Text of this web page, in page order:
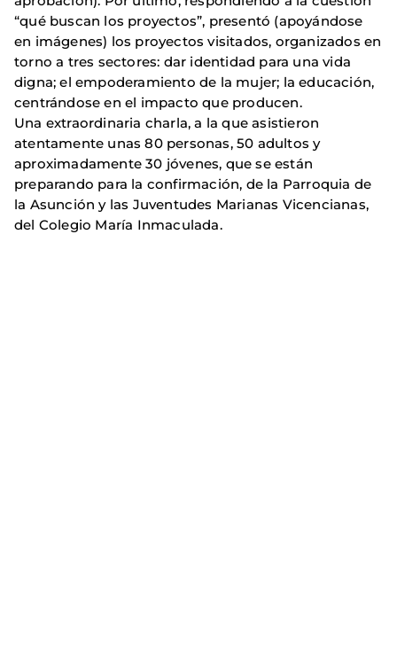
“qué buscan los proyectos”, presentó (apoyándose
en imágenes) los proyectos visitados, organizados en
torno a tres sectores: dar identidad para una vida
digna; el empoderamiento de la mujer; la educación,
centrándose en el impacto que producen.
Una extraordinaria charla, a la que asistieron
atentamente unas 80 personas, 50 adultos y
aproximadamente 30 jóvenes, que se están
preparando para la confirmación, de la Parroquia de
la Asunción y las Juventudes Marianas Vicencianas,
del Colegio María Inmaculada.